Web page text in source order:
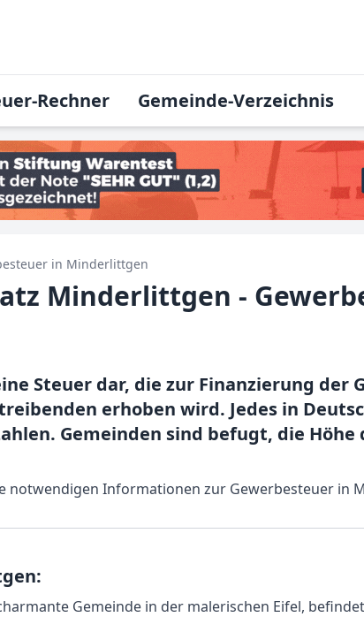
Rechner Gemeinde-Verzeichnis
in Minderlittgen
Minderlittgen -
Steuer dar, die zur Finanzierung der
erhoben wird. Jedes in
Gemeinden sind befugt, die
notwendigen Informationen zur Gewerbesteuer in
Gemeinde in der malerischen Eifel,